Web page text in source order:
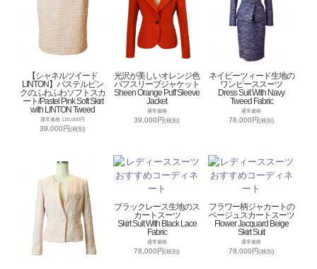
【シャネルツイード
LINTON】パステルピン
クのふわふわソフトスカ
ート/Pastel Pink Soft Skirt
with LINTON Tweed
通常価格 120,000円
39,000円(税別)
光沢が美しいオレンジ色
パフスリーブジャケット
Sheen Orange Puff Sleeve
Jacket
通常価格
39,000円(税別)
ネイビーツィード生地の
ワンピーススーツ
Dress Suit With Navy
Tweed Fabric
通常価格
78,000円(税別)
ブラックレース生地のス
カートスーツ
Skirt Suit With Black Lace
Fabric
通常価格
78,000円(税別)
フラワー柄ジャカートの
ベージュスカートスーツ
Flower Jacquard Beige
Skirt Suit
通常価格
78,000円(税別)